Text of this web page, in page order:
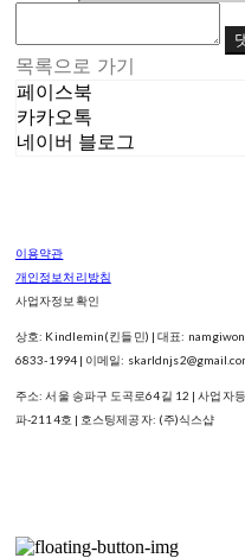
목록으로 가기
페이스북
카카오톡
네이버 블로그
이용약관
개인정보처리방침
사업자정보확인
상호: Kindlemin(킨들민) | 대표:
6833-1994 | 이메일:
주소: 서울 송파구 도곡로64길 12 | 사업자
파-2114호 | 호스팅제공자: (주)식스샵